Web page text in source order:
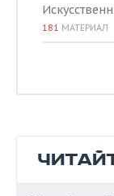
181 МАТЕРИАЛ